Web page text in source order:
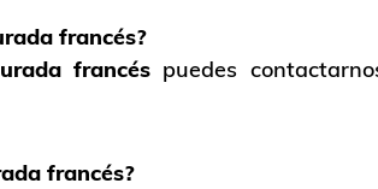
francés?
francés puedes
francés?